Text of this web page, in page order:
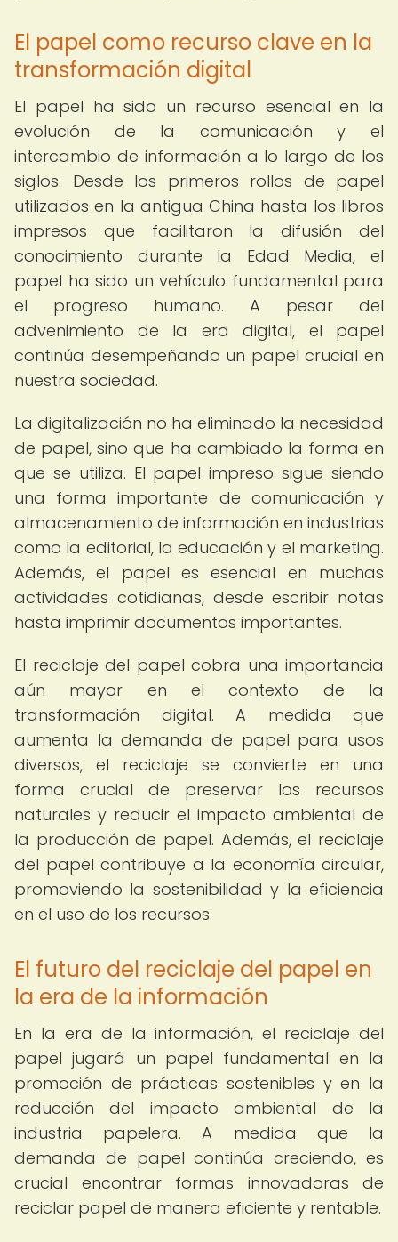
El papel como recurso clave en la
transformación digital
El papel ha sido un recurso esencial en la
evolución de la comunicación y el
intercambio de información a lo largo de los
siglos. Desde los primeros rollos de papel
utilizados en la antigua China hasta los libros
impresos que facilitaron la difusión del
conocimiento durante la Edad Media, el
papel ha sido un vehículo fundamental para
el progreso humano. A pesar del
advenimiento de la era digital, el papel
continúa desempeñando un papel crucial en
nuestra sociedad.
La digitalización no ha eliminado la necesidad
de papel, sino que ha cambiado la forma en
que se utiliza. El papel impreso sigue siendo
una forma importante de comunicación y
almacenamiento de información en industrias
como la editorial, la educación y el marketing.
Además, el papel es esencial en muchas
actividades cotidianas, desde escribir notas
hasta imprimir documentos importantes.
El reciclaje del papel cobra una importancia
aún mayor en el contexto de la
transformación digital. A medida que
aumenta la demanda de papel para usos
diversos, el reciclaje se convierte en una
forma crucial de preservar los recursos
naturales y reducir el impacto ambiental de
la producción de papel. Además, el reciclaje
del papel contribuye a la economía circular,
promoviendo la sostenibilidad y la eficiencia
en el uso de los recursos.
El futuro del reciclaje del papel en
la era de la información
En la era de la información, el reciclaje del
papel jugará un papel fundamental en la
promoción de prácticas sostenibles y en la
reducción del impacto ambiental de la
industria papelera. A medida que la
demanda de papel continúa creciendo, es
crucial encontrar formas innovadoras de
reciclar papel de manera eficiente y rentable.